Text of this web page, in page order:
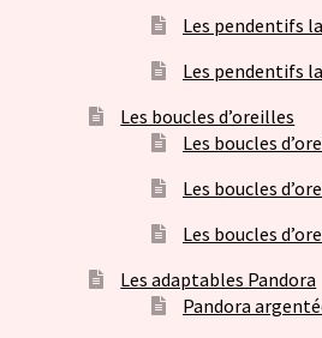
Les pendentifs
Les pendentifs
Les boucles d’oreilles
Les boucles
Les boucles
Les boucles
Les adaptables Pandora
Pandora